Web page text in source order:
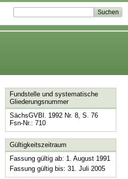
Fundstelle und systematische
Gliederungsnummer
SächsGVBl. 1992 Nr. 8, S. 76
Fsn-Nr.: 710
Gültigkeitszeitraum
Fassung gültig ab: 1. August 1991
Fassung gültig bis: 31. Juli 2005